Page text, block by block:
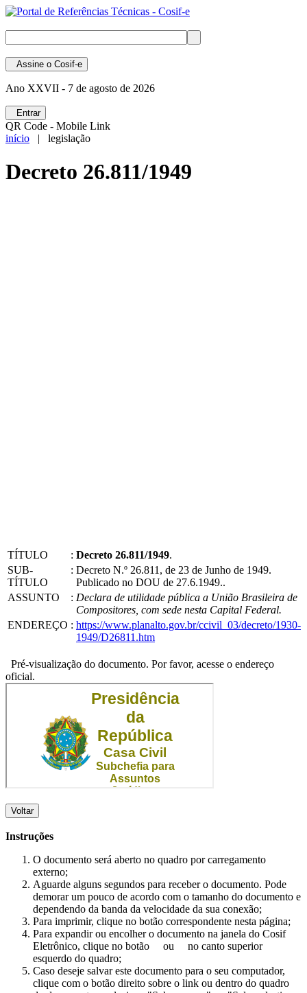
Assine o Cosif-e
Ano XXVII - 7 de agosto de 2026
Entrar
QR Code - Mobile Link
início | legislação
Decreto 26.811/1949
TÍTULO : Decreto 26.811/1949.
SUB-
TÍTULO
: Decreto N.º 26.811, de 23 de Junho de 1949.
Publicado no DOU de 27.6.1949..
ASSUNTO
: Declara de utilidade pública a União Brasileira de
Compositores, com sede nesta Capital Federal.
ENDEREÇO : https://www.planalto.gov.br/ccivil_03/decreto/1930-
1949/D26811.htm
Pré-visualização do documento. Por favor, acesse o endereço
oficial.
Voltar
Instruções
O documento será aberto no quadro por carregamento
externo;
Aguarde alguns segundos para receber o documento. Pode
demorar um pouco de acordo com o tamanho do documento e
dependendo da banda da velocidade da sua conexão;
Para imprimir, clique no botão correspondente nesta página;
Para expandir ou encolher o documento na janela do Cosif
Eletrônico, clique no botão
ou
no canto superior
esquerdo do quadro;
Caso deseje salvar este documento para o seu computador,
clique com o botão direito sobre o link ou dentro do quadro